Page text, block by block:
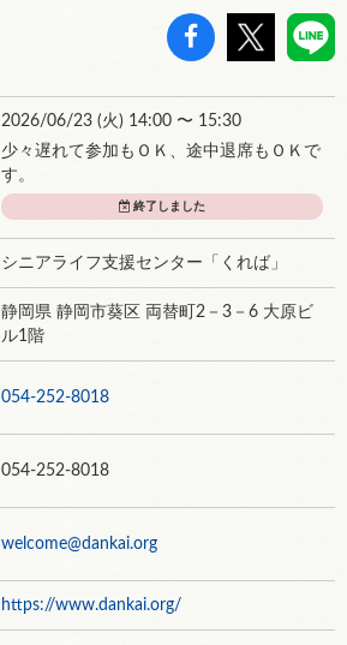
2026/06/23 (火 ) 14:00 〜 15:30
少々遅れて参加もＯＫ、途中退席もＯＫで
す。
終了しました
シニアライフ支援センター「くれば」
静岡県 静岡市葵区 両替町2－3－6 大原ビ
ル1階
054-252-8018
054-252-8018
welcome@dankai.org
https://www.dankai.org/